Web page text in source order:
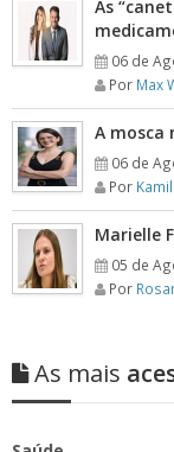
As
06 de
Por Max
A mosca
06 de
Por
Marielle
05 de
Por
As mais